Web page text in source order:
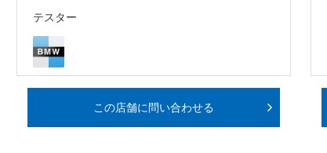
テスター
この店舗に問い合わせる